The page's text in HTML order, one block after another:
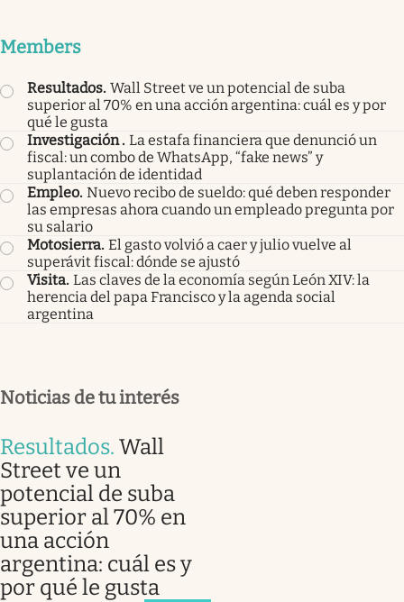
Members
Resultados. Wall Street ve un potencial de suba
superior al 70% en una acción argentina: cuál es y por
qué le gusta
Investigación. La estafa financiera que denunció un
fiscal: un combo de WhatsApp, “fake news” y
suplantación de identidad
Empleo. Nuevo recibo de sueldo: qué deben responder
las empresas ahora cuando un empleado pregunta por
su salario
Motosierra. El gasto volvió a caer y julio vuelve al
superávit fiscal: dónde se ajustó
Visita. Las claves de la economía según León XIV: la
herencia del papa Francisco y la agenda social
argentina
Noticias de tu interés
Resultados. Wall
Street ve un
potencial de suba
superior al 70% en
una acción
argentina: cuál es y
por qué le gusta